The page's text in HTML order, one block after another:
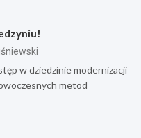
w dziedzinie modernizacji
metod